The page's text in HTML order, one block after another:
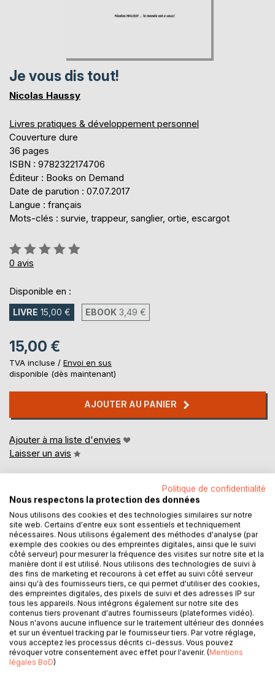
Je vous dis tout!
Nicolas Haussy
Livres pratiques & développement personnel
Couverture dure
36 pages
ISBN : 9782322174706
Éditeur : Books on Demand
Date de parution : 07.07.2017
Langue : français
Mots-clés : survie, trappeur, sanglier, ortie, escargot
Évaluation:
0%
0 avis
Disponible en :
LIVRE 15,00 € EBOOK 3,49 €
15,00 €
TVA incluse / Envoi en sus
disponible (dès maintenant)
AJOUTER AU PANIER
Ajouter à ma liste d'envies
Laisser un avis
DESCRIPTION
ce livre illustre les soucies des industrielles , des produits
chimiques , je vous donne des astuces pour y remédier
AUTEUR(S)
CRITIQUES PRESSE
Politique de confidentialité
Nous respectons la protection des données
Nous utilisons des cookies et des technologies similaires sur notre
site web. Certains d'entre eux sont essentiels et techniquement
nécessaires. Nous utilisons également des méthodes d'analyse (par
exemple des cookies ou des empreintes digitales, ainsi que le suivi
côté serveur) pour mesurer la fréquence des visites sur notre site et la
manière dont il est utilisé. Nous utilisons des technologies de suivi à
des fins de marketing et recourons à cet effet au suivi côté serveur
ainsi qu'à des fournisseurs tiers, ce qui permet d'utiliser des cookies,
des empreintes digitales, des pixels de suivi et des adresses IP sur
tous les appareils. Nous intégrons également sur notre site des
contenus tiers provenant d'autres fournisseurs (plateformes vidéo).
Nous n'avons aucune influence sur le traitement ultérieur des données
et sur un éventuel tracking par le fournisseur tiers. Par votre réglage,
vous acceptez les processus décrits ci-dessus. Vous pouvez
révoquer votre consentement avec effet pour l'avenir. (Mentions
légales BoD)